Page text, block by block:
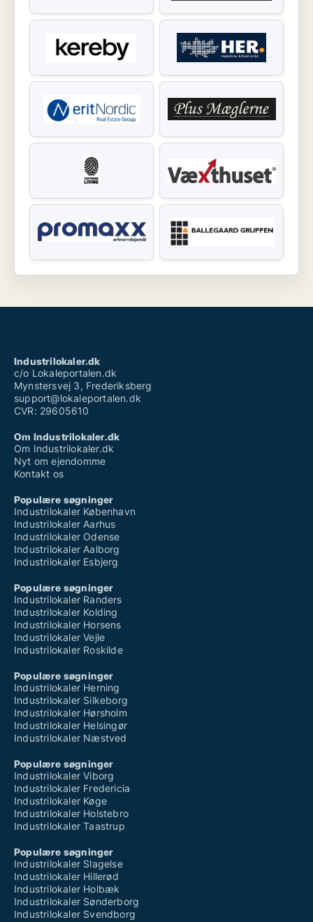
Industrilokaler.dk
c/o Lokaleportalen.dk
Mynstersvej 3, Frederiksberg
support@lokaleportalen.dk
CVR: 29605610
Om Industrilokaler.dk
Om Industrilokaler.dk
Nyt om ejendomme
Kontakt os
Populære søgninger
Industrilokaler København
Industrilokaler Aarhus
Industrilokaler Odense
Industrilokaler Aalborg
Industrilokaler Esbjerg
Populære søgninger
Industrilokaler Randers
Industrilokaler Kolding
Industrilokaler Horsens
Industrilokaler Vejle
Industrilokaler Roskilde
Populære søgninger
Industrilokaler Herning
Industrilokaler Silkeborg
Industrilokaler Hørsholm
Industrilokaler Helsingør
Industrilokaler Næstved
Populære søgninger
Industrilokaler Viborg
Industrilokaler Fredericia
Industrilokaler Køge
Industrilokaler Holstebro
Industrilokaler Taastrup
Populære søgninger
Industrilokaler Slagelse
Industrilokaler Hillerød
Industrilokaler Holbæk
Industrilokaler Sønderborg
Industrilokaler Svendborg